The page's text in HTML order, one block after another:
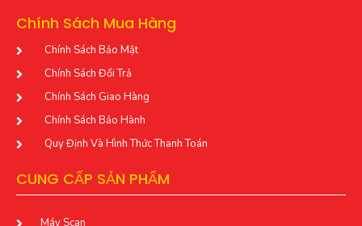
Chính Sách Mua Hàng
Chính Sách Bảo Mật
Chính Sách Đổi Trả
Chính Sách Giao Hàng
Chính Sách Bảo Hành
Quy Định Và Hình Thức Thanh Toán
CUNG CẤP SẢN PHẨM
Máy Scan